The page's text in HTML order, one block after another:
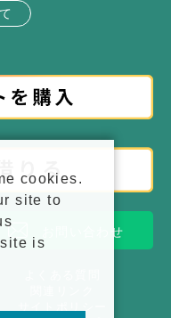
お問い合わせ
cookies.
site to
is